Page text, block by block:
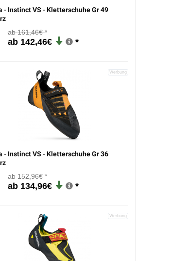
- Instinct VS - Kletterschuhe Gr 49
161,46€
142,46€
- Instinct VS - Kletterschuhe Gr 36
152,96€
134,96€